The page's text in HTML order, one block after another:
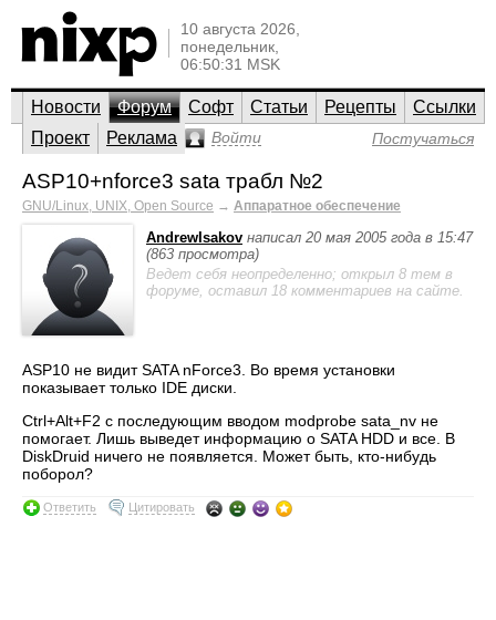
10 августа 2026,
понедельник,
06:50:31 MSK
Новости Форум Софт Статьи Рецепты
Ссылки
Проект
Реклама Войти Постучаться
ASP10+nforce3 sata трабл №2
GNU/Linux, UNIX, Open Source → Аппаратное обеспечение
AndrewIsakov написал 20 мая 2005 года в 15:47
(863 просмотра)
Ведет себя неопределенно; открыл 8 тем в
форуме, оставил 18 комментариев на сайте.
ASP10 не видит SATA nForce3. Во время установки
показывает только IDE диски.
Ctrl+Alt+F2 с последующим вводом modprobe sata_nv не
помогает. Лишь выведет информацию о SATA HDD и все. В
DiskDruid ничего не появляется. Может быть, кто-нибудь
поборол?
Ответить Цитировать